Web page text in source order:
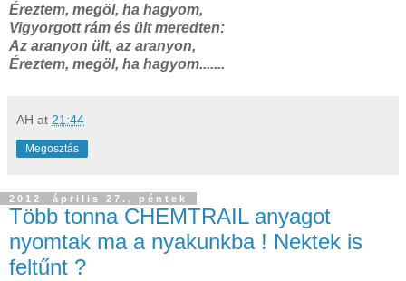
Éreztem, megöl, ha hagyom,
Vigyorgott rám és ült meredten:
Az aranyon ült, az aranyon,
Éreztem, megöl, ha hagyom.......
AH at 21:44
Megosztás
2012. április 27., péntek
Több tonna CHEMTRAIL anyagot
nyomtak ma a nyakunkba ! Nektek is
feltűnt ?